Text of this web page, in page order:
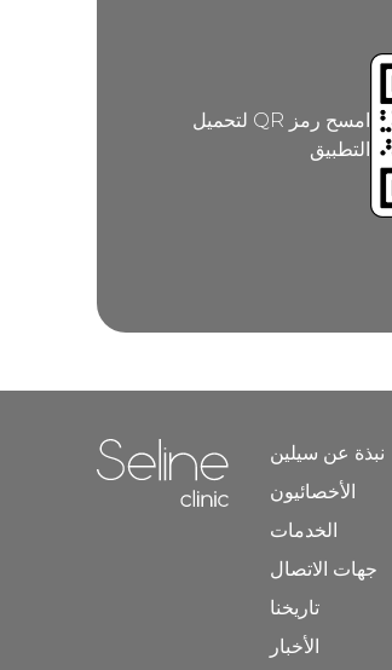
امسح رمز QR لتحميل
التطبيق
Home link in footer
نبذة عن سيلين
الأخصائيون
الخدمات
جهات الاتصال
تاريخنا
الأخبار